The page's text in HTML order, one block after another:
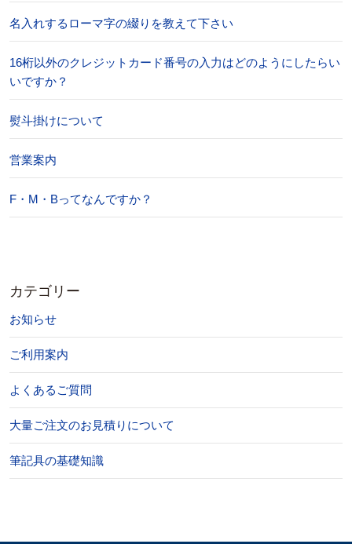
名入れするローマ字の綴りを教えて下さい
16桁以外のクレジットカード番号の入力はどのようにしたらい
いですか？
熨斗掛けについて
営業案内
F・M・Bってなんですか？
カテゴリー
お知らせ
ご利用案内
よくあるご質問
大量ご注文のお見積りについて
筆記具の基礎知識